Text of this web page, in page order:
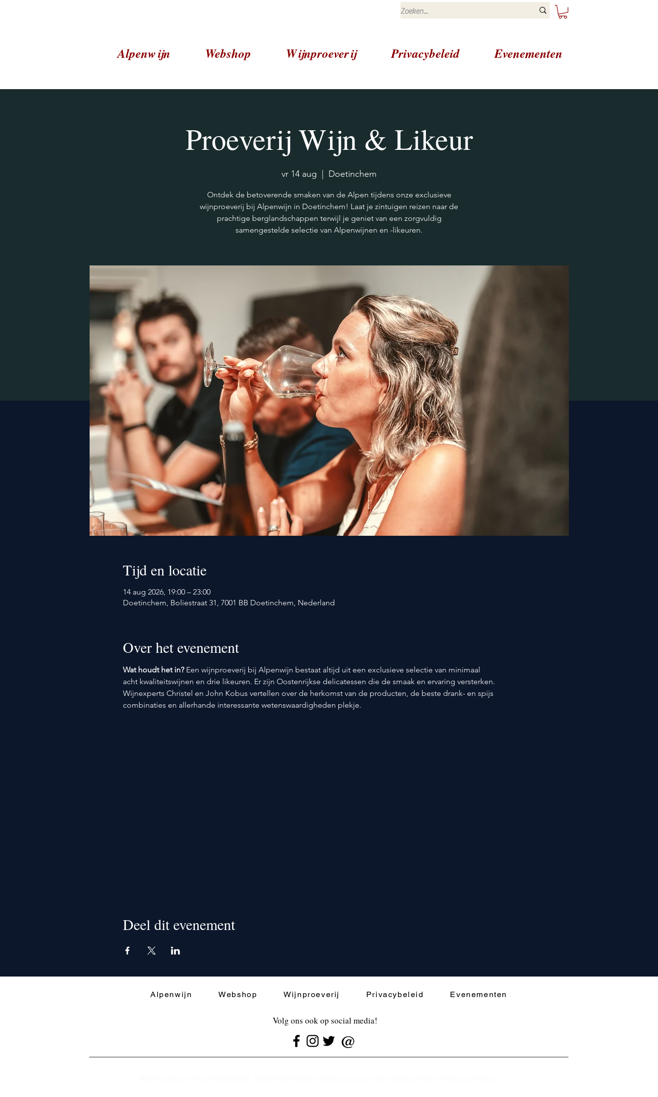
Alpenwijn Webshop Wijnproeverij Privacybeleid Evenementen
Proeverij Wijn & Likeur
vr 14 aug Doetinchem
Ontdek de betoverende smaken van de Alpen tijdens onze exclusieve
wijnproeverij bij Alpenwijn in Doetinchem! Laat je zintuigen reizen naar de
prachtige berglandschappen terwijl je geniet van een zorgvuldig
samengestelde selectie van Alpenwijnen en -likeuren.
Tijd en locatie
14 aug 2026, 19:00 – 23:00
Doetinchem, Boliestraat 31, 7001 BB Doetinchem, Nederland
Over het evenement
Wat houdt het in? Een wijnproeverij bij Alpenwijn bestaat altijd uit een exclusieve selectie van minimaal
acht kwaliteitswijnen en drie likeuren. Er zijn Oostenrijkse delicatessen die de smaak en ervaring versterken.
Wijnexperts Christel en John Kobus vertellen over de herkomst van de producten, de beste drank- en spijs
combinaties en allerhande interessante wetenswaardigheden plekje.
Deel dit evenement
Alpenwijn Webshop Wijnproeverij Privacybeleid Evenementen
Volg ons ook op social media!
@